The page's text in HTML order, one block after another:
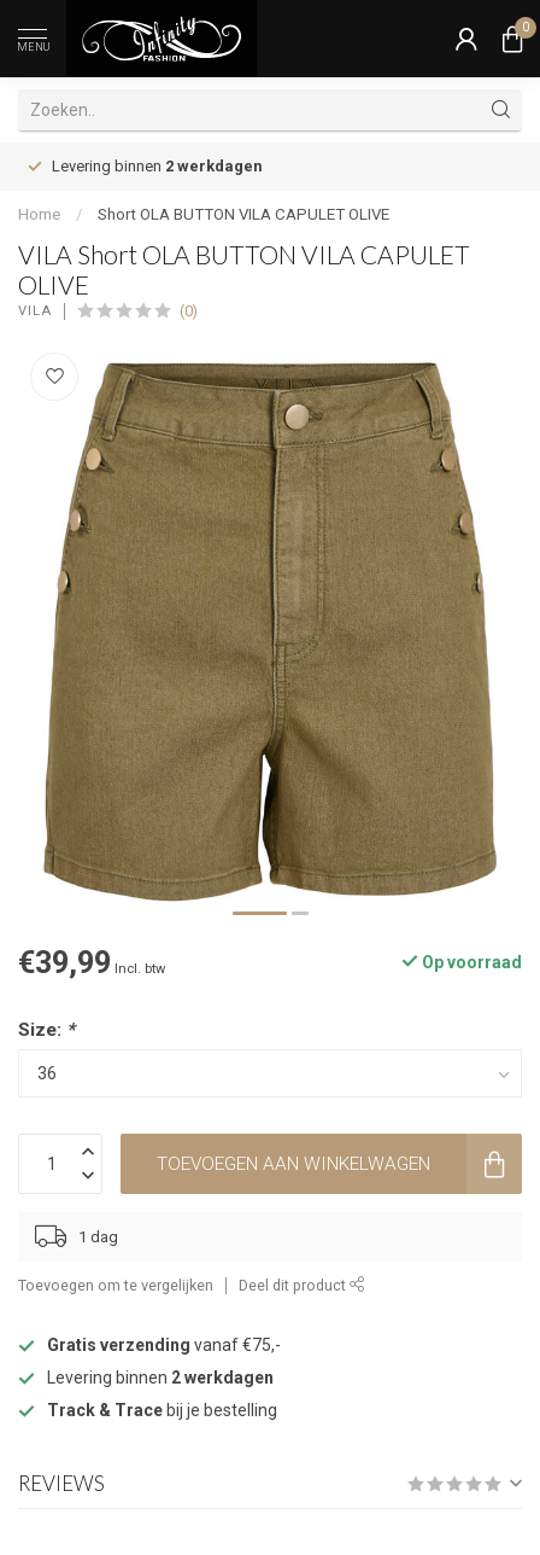
MENU
0
Levering binnen 2 werkdagen
Home / Short OLA BUTTON VILA CAPULET OLIVE
VILA Short OLA BUTTON VILA CAPULET
OLIVE
VILA (0)
€39,99 Incl. btw Op voorraad
Size: *
TOEVOEGEN AAN WINKELWAGEN
1 dag
Toevoegen om te vergelijken Deel dit product
Gratis verzending vanaf €75,-
Levering binnen 2 werkdagen
Track & Trace bij je bestelling
REVIEWS